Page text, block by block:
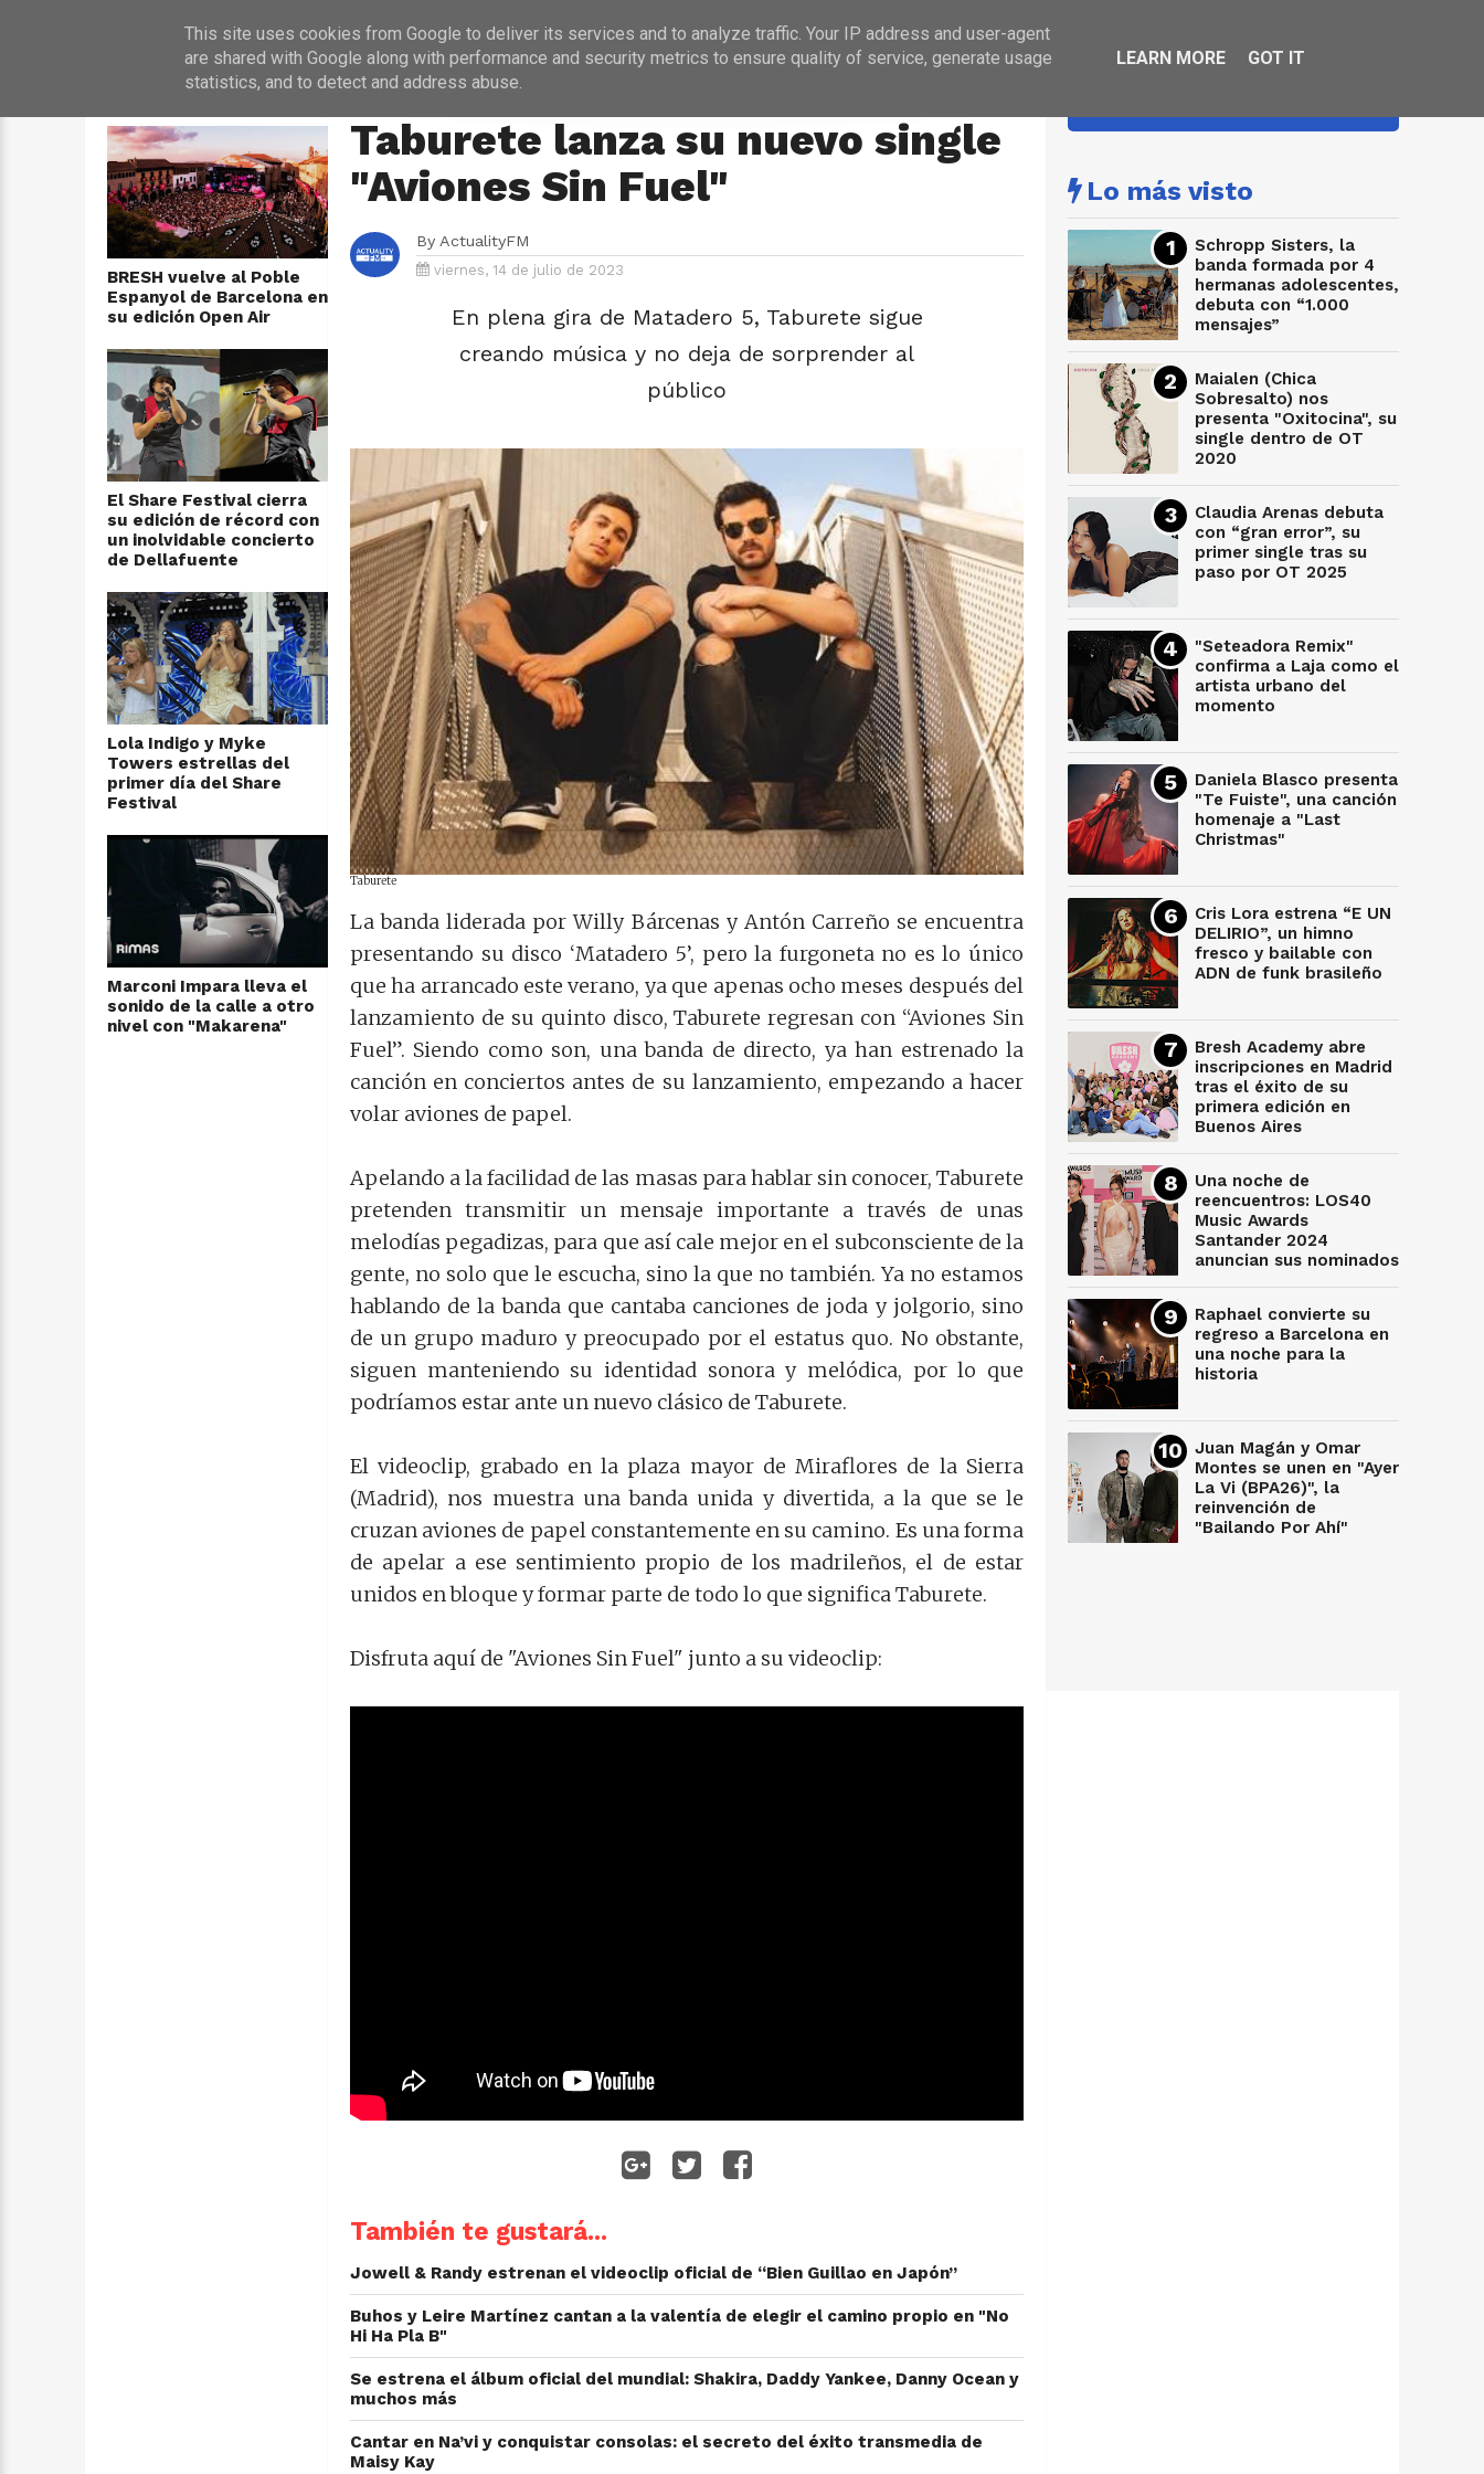
INICIO NOTICIAS PROGRAMACIÓN ENTREVISTAS
BRESH vuelve al Poble
Espanyol de Barcelona en
su edición Open Air
El Share Festival cierra
su edición de récord con
un inolvidable concierto
de Dellafuente
Lola Indigo y Myke
Towers estrellas del
primer día del Share
Festival
Marconi Impara lleva el
sonido de la calle a otro
nivel con "Makarena"
Taburete lanza su nuevo single
"Aviones Sin Fuel"
By ActualityFM
viernes, 14 de julio de 2023
En plena gira de Matadero 5, Taburete sigue
creando música y no deja de sorprender al
público
Taburete
La banda liderada por Willy Bárcenas y Antón Carreño se encuentra
presentando su disco ‘Matadero 5’, pero la furgoneta no es lo único
que ha arrancado este verano, ya que apenas ocho meses después del
lanzamiento de su quinto disco, Taburete regresan con “Aviones Sin
Fuel”. Siendo como son, una banda de directo, ya han estrenado la
canción en conciertos antes de su lanzamiento, empezando a hacer
volar aviones de papel.
Apelando a la facilidad de las masas para hablar sin conocer, Taburete
pretenden transmitir un mensaje importante a través de unas
melodías pegadizas, para que así cale mejor en el subconsciente de la
gente, no solo que le escucha, sino la que no también. Ya no estamos
hablando de la banda que cantaba canciones de joda y jolgorio, sino
de un grupo maduro y preocupado por el estatus quo. No obstante,
siguen manteniendo su identidad sonora y melódica, por lo que
podríamos estar ante un nuevo clásico de Taburete.
El videoclip, grabado en la plaza mayor de Miraflores de la Sierra
(Madrid), nos muestra una banda unida y divertida, a la que se le
cruzan aviones de papel constantemente en su camino. Es una forma
de apelar a ese sentimiento propio de los madrileños, el de estar
unidos en bloque y formar parte de todo lo que significa Taburete.
Disfruta aquí de "Aviones Sin Fuel" junto a su videoclip:
También te gustará...
Jowell & Randy estrenan el videoclip oficial de “Bien Guillao en Japón”
Buhos y Leire Martínez cantan a la valentía de elegir el camino propio en "No
Hi Ha Pla B"
Se estrena el álbum oficial del mundial: Shakira, Daddy Yankee, Danny Ocean y
muchos más
Cantar en Na’vi y conquistar consolas: el secreto del éxito transmedia de
Maisy Kay
Lo más visto
Schropp Sisters, la
banda formada por 4
hermanas adolescentes,
debuta con “1.000
mensajes”
Maialen (Chica
Sobresalto) nos
presenta "Oxitocina", su
single dentro de OT
2020
Claudia Arenas debuta
con “gran error”, su
primer single tras su
paso por OT 2025
"Seteadora Remix"
confirma a Laja como el
artista urbano del
momento
Daniela Blasco presenta
"Te Fuiste", una canción
homenaje a "Last
Christmas"
Cris Lora estrena “E UN
DELIRIO”, un himno
fresco y bailable con
ADN de funk brasileño
Bresh Academy abre
inscripciones en Madrid
tras el éxito de su
primera edición en
Buenos Aires
Una noche de
reencuentros: LOS40
Music Awards
Santander 2024
anuncian sus nominados
Raphael convierte su
regreso a Barcelona en
una noche para la
historia
Juan Magán y Omar
Montes se unen en "Ayer
La Vi (BPA26)", la
reinvención de
"Bailando Por Ahí"
This site uses cookies from Google to deliver its services and to analyze traffic. Your IP address and user-agent
are shared with Google along with performance and security metrics to ensure quality of service, generate usage
statistics, and to detect and address abuse.
LEARN MORE GOT IT